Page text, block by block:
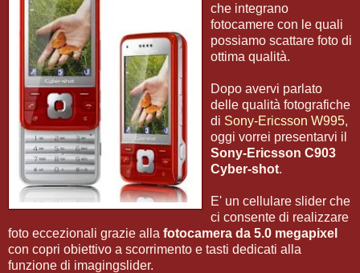
che integrano
fotocamere con le quali
possiamo scattare foto di
ottima qualità.
Dopo avervi parlato
delle qualità fotografiche
di Sony-Ericsson W995,
oggi vorrei presentarvi il
Sony-Ericsson C903
Cyber-shot.
E' un cellulare slider che
ci consente di realizzare
foto eccezionali grazie alla fotocamera da 5.0 megapixel
con copri obiettivo a scorrimento e tasti dedicati alla
funzione di imagingslider.